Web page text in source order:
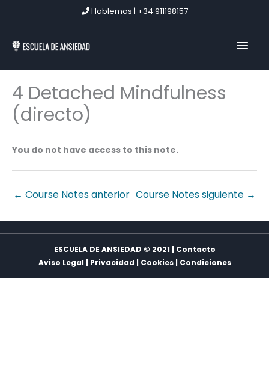
Hablemos | +34 911198157
4 Detached Mindfulness
(directo)
You do not have access to this note.
← Course Notes anterior Course Notes siguiente →
ESCUELA DE ANSIEDAD © 2021 | Contacto
Aviso Legal | Privacidad | Cookies| Condiciones